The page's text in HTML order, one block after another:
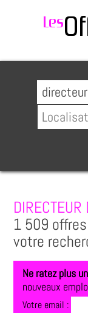
DIRECTEUR
1 509
votre
Ne ratez plus
nouveaux
Votre email :